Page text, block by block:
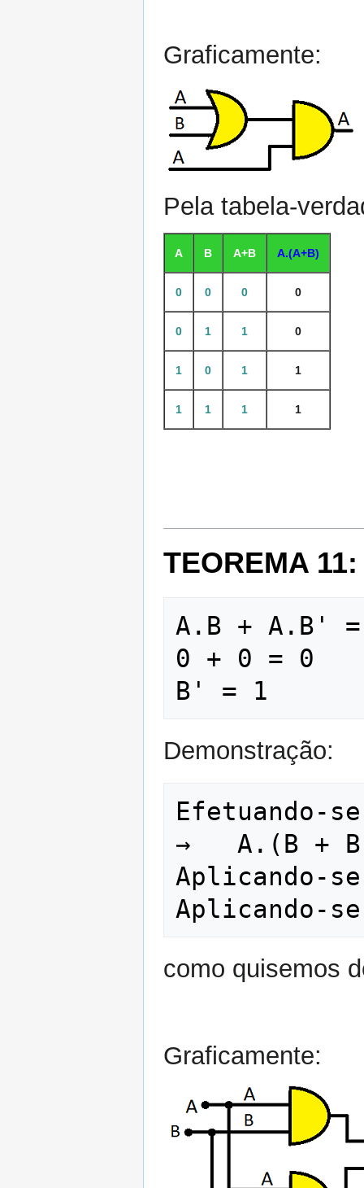
Graficamente:
Pela tabela-
A B A+B A.(A+B)
0 0 0 0
0 1 1 0
1 0 1 1
1 1 1 1
TEOREMA 11:
A.B + A.B'
0 + 0 = 0
Demonstração:
Efetuando-
→   A.(B +
Aplicando-
como quisemos
Graficamente: